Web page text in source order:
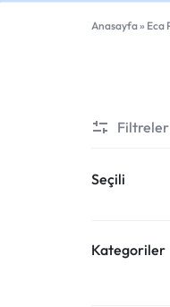
Anasayfa» Eca
Filtreler
Seçili
Kategoriler